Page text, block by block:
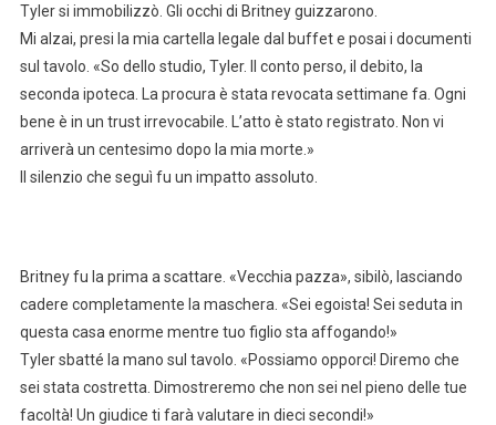
Tyler si immobilizzò. Gli occhi di Britney guizzarono.
Mi alzai, presi la mia cartella legale dal buffet e posai i documenti
sul tavolo. «So dello studio, Tyler. Il conto perso, il debito, la
seconda ipoteca. La procura è stata revocata settimane fa. Ogni
bene è in un trust irrevocabile. L’atto è stato registrato. Non vi
arriverà un centesimo dopo la mia morte.»
Il silenzio che seguì fu un impatto assoluto.
Britney fu la prima a scattare. «Vecchia pazza», sibilò, lasciando
cadere completamente la maschera. «Sei egoista! Sei seduta in
questa casa enorme mentre tuo figlio sta affogando!»
Tyler sbatté la mano sul tavolo. «Possiamo opporci! Diremo che
sei stata costretta. Dimostreremo che non sei nel pieno delle tue
facoltà! Un giudice ti farà valutare in dieci secondi!»